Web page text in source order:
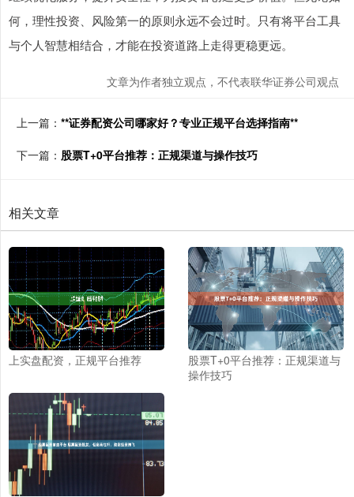
何，理性投资、风险第一的原则永远不会过时。只有将平台工具
与个人智慧相结合，才能在投资道路上走得更稳更远。
文章为作者独立观点，不代表联华证券公司观点
上一篇： **证券配资公司哪家好？专业正规平台选择指南**
下一篇： 股票T+0平台推荐：正规渠道与操作技巧
相关文章
上实盘配资，正规平台推荐
股票T+0平台推荐：正规渠道与
操作技巧